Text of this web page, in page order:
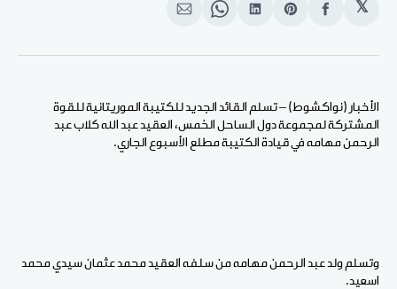
𝕏
انشر
الفيسبوك
Share
Pinterest
انشر
لينكد
Share
WhatsApp
انشر
الإيميل
الأخبار (نواكشوط) – تسلم القائد الجديد للكتيبة الموريتانية للقوة
المشتركة لمجموعة دول الساحل الخمس، العقيد عبد الله كلاب عبد
الرحمن مهامه في قيادة الكتيبة مطلع الأسبوع الجاري.
وتسلم ولد عبد الرحمن مهامه من سلفه العقيد محمد عثمان سيدي محمد
اسعيد.